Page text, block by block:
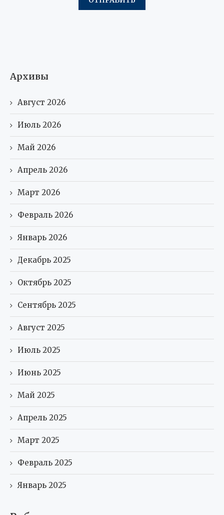
Архивы
Август 2026
Июль 2026
Май 2026
Апрель 2026
Март 2026
Февраль 2026
Январь 2026
Декабрь 2025
Октябрь 2025
Сентябрь 2025
Август 2025
Июль 2025
Июнь 2025
Май 2025
Апрель 2025
Март 2025
Февраль 2025
Январь 2025